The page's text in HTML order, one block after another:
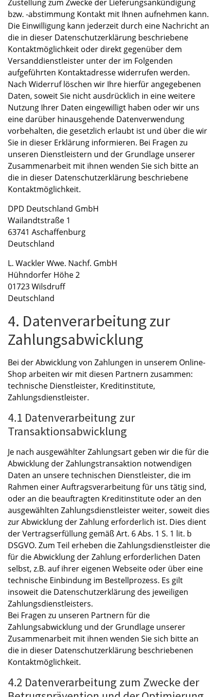
Zustellung zum Zwecke der Lieferungsankündigung
bzw. -abstimmung Kontakt mit Ihnen aufnehmen kann.
Die Einwilligung kann jederzeit durch eine Nachricht an
die in dieser Datenschutzerklärung beschriebene
Kontaktmöglichkeit oder direkt gegenüber dem
Versanddienstleister unter der im Folgenden
aufgeführten Kontaktadresse widerrufen werden.
Nach Widerruf löschen wir Ihre hierfür angegebenen
Daten, soweit Sie nicht ausdrücklich in eine weitere
Nutzung Ihrer Daten eingewilligt haben oder wir uns
eine darüber hinausgehende Datenverwendung
vorbehalten, die gesetzlich erlaubt ist und über die wir
Sie in dieser Erklärung informieren. Bei Fragen zu
unseren Dienstleistern und der Grundlage unserer
Zusammenarbeit mit ihnen wenden Sie sich bitte an
die in dieser Datenschutzerklärung beschriebene
Kontaktmöglichkeit.
DPD Deutschland GmbH
Wailandtstraße 1
63741 Aschaffenburg
Deutschland
L. Wackler Wwe. Nachf. GmbH
Hühndorfer Höhe 2
01723 Wilsdruff
Deutschland
4. Datenverarbeitung zur
Zahlungsabwicklung
Bei der Abwicklung von Zahlungen in unserem Online-
Shop arbeiten wir mit diesen Partnern zusammen:
technische Dienstleister, Kreditinstitute,
Zahlungsdienstleister.
4.1 Datenverarbeitung zur
Transaktionsabwicklung
Je nach ausgewählter Zahlungsart geben wir die für die
Abwicklung der Zahlungstransaktion notwendigen
Daten an unsere technischen Dienstleister, die im
Rahmen einer Auftragsverarbeitung für uns tätig sind,
oder an die beauftragten Kreditinstitute oder an den
ausgewählten Zahlungsdienstleister weiter, soweit dies
zur Abwicklung der Zahlung erforderlich ist. Dies dient
der Vertragserfüllung gemäß Art. 6 Abs. 1 S. 1 lit. b
DSGVO. Zum Teil erheben die Zahlungsdienstleister die
für die Abwicklung der Zahlung erforderlichen Daten
selbst, z.B. auf ihrer eigenen Webseite oder über eine
technische Einbindung im Bestellprozess. Es gilt
insoweit die Datenschutzerklärung des jeweiligen
Zahlungsdienstleisters.
Bei Fragen zu unseren Partnern für die
Zahlungsabwicklung und der Grundlage unserer
Zusammenarbeit mit ihnen wenden Sie sich bitte an
die in dieser Datenschutzerklärung beschriebenen
Kontaktmöglichkeit.
4.2 Datenverarbeitung zum Zwecke der